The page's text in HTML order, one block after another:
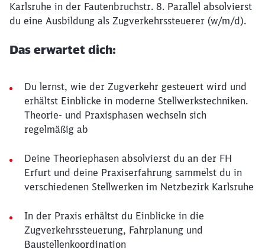
Karlsruhe in der Fautenbruchstr. 8. Parallel absolvierst
du eine Ausbildung als Zugverkehrssteuerer (w/m/d).
Das erwartet dich:
Du lernst, wie der Zugverkehr gesteuert wird und
erhältst Einblicke in moderne Stellwerkstechniken.
Theorie- und Praxisphasen wechseln sich
regelmäßig ab
Deine Theoriephasen absolvierst du an der FH
Erfurt und deine Praxiserfahrung sammelst du in
verschiedenen Stellwerken im Netzbezirk Karlsruhe
In der Praxis erhältst du Einblicke in die
Zugverkehrssteuerung, Fahrplanung und
Baustellenkoordination